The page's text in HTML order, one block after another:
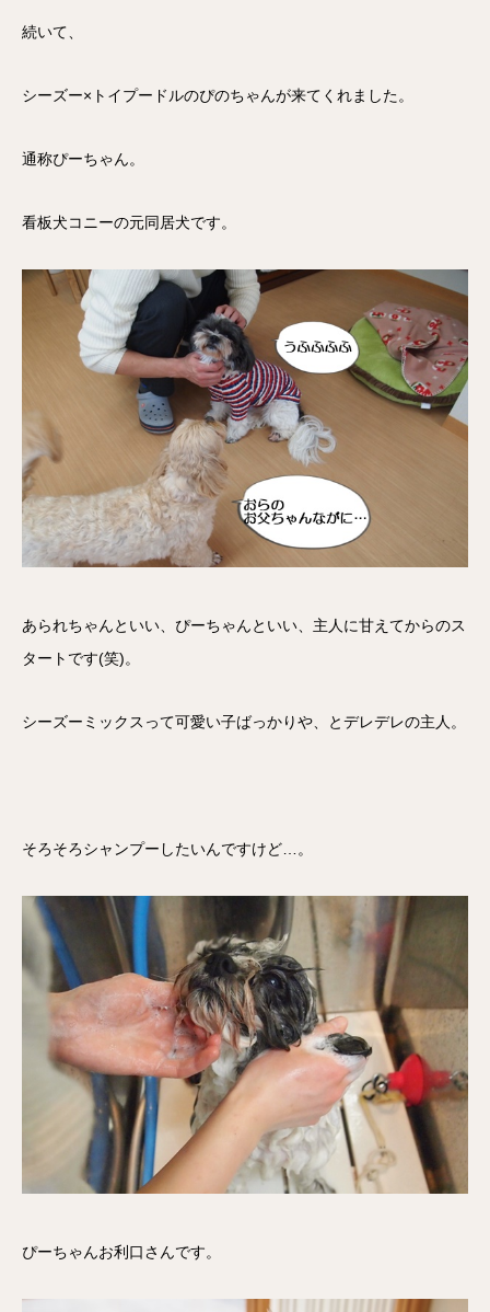
続いて、
シーズー×トイプードルのぴのちゃんが来てくれました。
通称ぴーちゃん。
看板犬コニーの元同居犬です。
あられちゃんといい、ぴーちゃんといい、主人に甘えてからのス
タートです(笑)。
シーズーミックスって可愛い子ばっかりや、とデレデレの主人。
そろそろシャンプーしたいんですけど…。
ぴーちゃんお利口さんです。